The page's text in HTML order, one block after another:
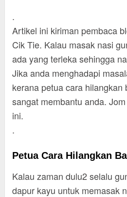
.
Artikel ini kiriman pembaca
Cik Tie. Kalau masak nasi
ada yang terleka sehingga
Jika anda menghadapi
kerana petua cara hilangkan
sangat membantu anda.
ini.
.
Petua Cara Hilangkan
Kalau zaman dulu2 selalu
dapur kayu untuk memasak